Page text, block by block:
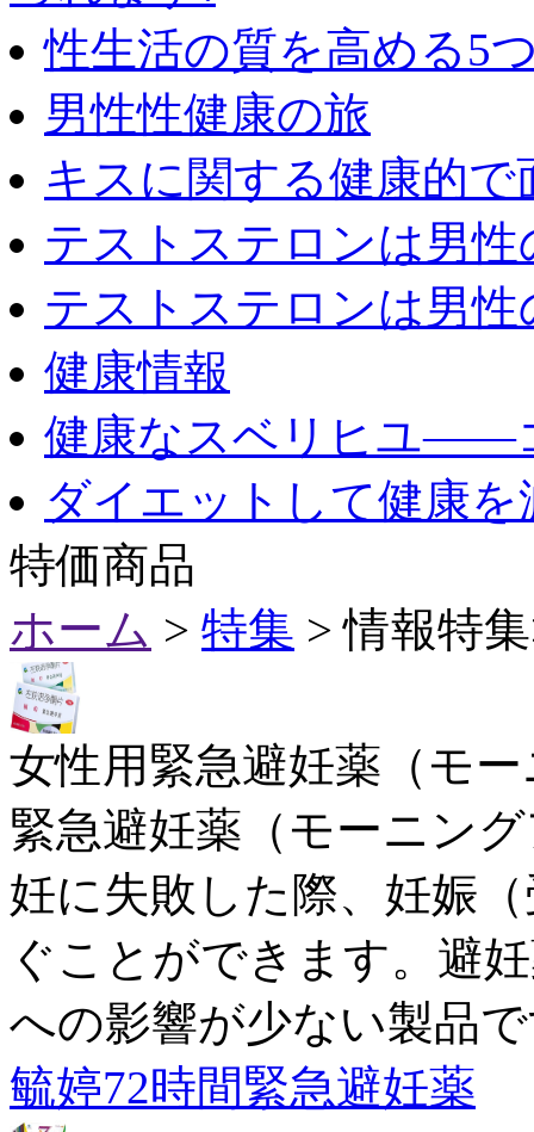
性生活の質を高める5
男性性健康の旅
キスに関する健康的
テストステロンは男
テストステロンは男
健康情報
健康なスベリヒユ――
ダイエットして健康
特価商品
ホーム > 特集 > 情報特
女性用緊急避妊薬（モ
緊急避妊薬（モーニン
妊に失敗した際、妊娠
ぐことができます。避
への影響が少ない製品
毓婷72時間緊急避妊薬